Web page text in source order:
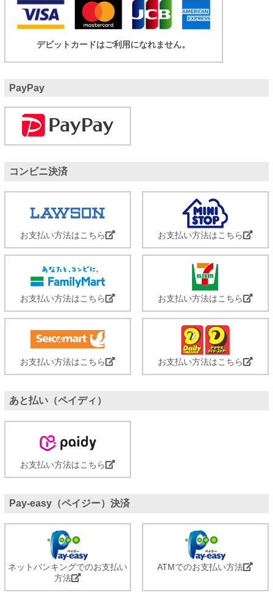
デビットカードはご利用になれません。
PayPay
コンビニ決済
お支払い方法はこちら お支払い方法はこちら
お支払い方法はこちら お支払い方法はこちら
お支払い方法はこちら お支払い方法はこちら
あと払い（ペイディ）
お支払い方法はこちら
Pay-easy（ペイジー）決済
ネットバンキングでのお支払い
方法
ATMでのお支払い方法